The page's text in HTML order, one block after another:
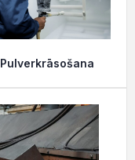
Pulverkrāsošana